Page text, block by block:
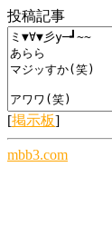
投稿記事
[掲示板]
mbb3.com